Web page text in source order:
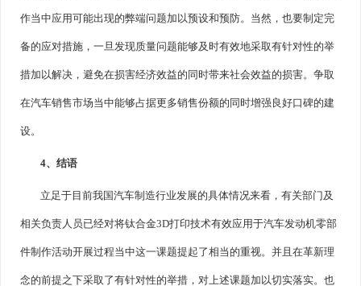
作当中应用可能出现的弊端问题加以预设和预防。当然，也要制定完
备的应对措施，一旦发现质量问题能够及时有效地采取有针对性的举
措加以解决，避免在损害经济效益的同时带来社会效益的损害。争取
在汽车销售市场当中能够占据更多销售份额的同时增强良好口碑的建
设。
4、结语
立足于目前我国汽车制造行业发展的具体情况来看，有关部门及
相关负责人员已经对将钛合金3D打印技术有效应用于汽车发动机零部
件制作活动开展过程当中这一课题提起了相当的重视。并且在革新理
念的前提之下采取了有针对性的举措，对上述课题加以切实落实。也